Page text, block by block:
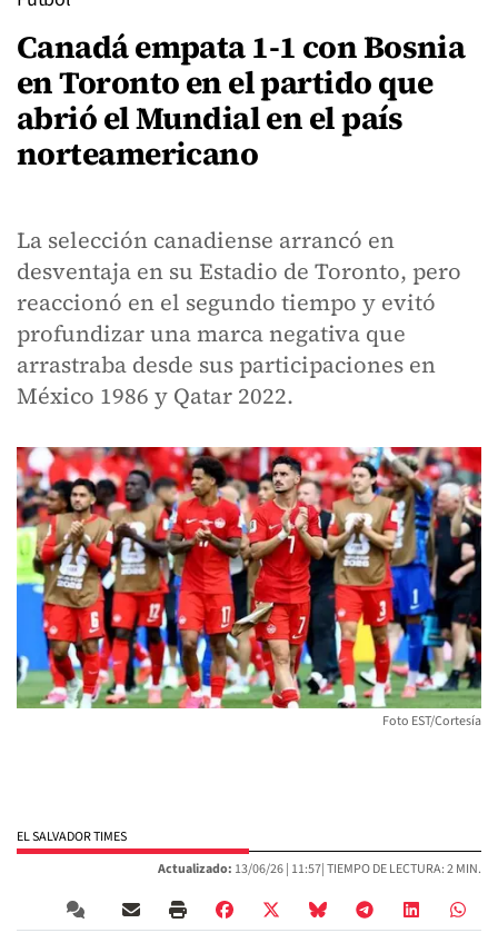
Canadá empata 1-1 con Bosnia
en Toronto en el partido que
abrió el Mundial en el país
norteamericano
La selección canadiense arrancó en
desventaja en su Estadio de Toronto, pero
reaccionó en el segundo tiempo y evitó
profundizar una marca negativa que
arrastraba desde sus participaciones en
México 1986 y Qatar 2022.
Foto EST/Cortesía
EL SALVADOR TIMES
Actualizado: 13/06/26 | 11:57| TIEMPO DE LECTURA: 2 MIN.